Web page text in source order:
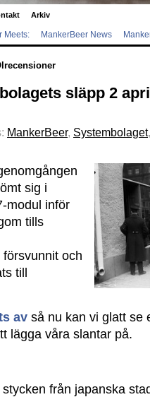
Arkiv
Meets: MankerBeer News
släpp 2
MankerBeer, Systembolaget
sig i
modul inför
tills
försvunnit och
till
av så nu kan vi glatt se
lägga våra slantar på.
från japanska